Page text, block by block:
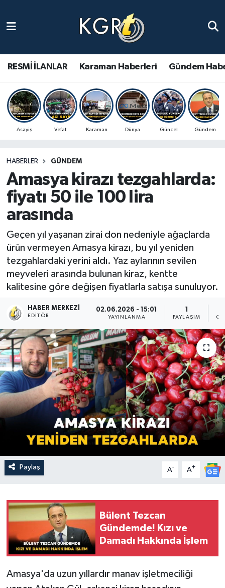
RESMİ İLANLAR Karaman Haberleri Gündem
Asayiş Vefat Karaman Dünya Güncel Gündem
HABERLER GÜNDEM
Amasya kirazı tezgahlarda:
fiyatı 50 ile 100 lira
arasında
Geçen yıl yaşanan zirai don nedeniyle ağaçlarda
ürün vermeyen Amasya kirazı, bu yıl yeniden
tezgahlardaki yerini aldı. Yaz aylarının sevilen
meyveleri arasında bulunan kiraz, kentte
kalitesine göre değişen fiyatlarla satışa sunuluyor.
HABER MERKEZI
EDITÖR
02.06.2026 - 15:01
YAYINLANMA
1
PAYLAŞIM
Paylaş A- A+
Bülent Tezcan
Gündemde! Kızı ve
Damadı Hakkında İşlem
Amasya'da uzun yıllardır manav işletmeciliği
Gündem Haberleri
Güncel Haberler
Spor Haberleri
Ulusal Haberler
Vefat Edenler